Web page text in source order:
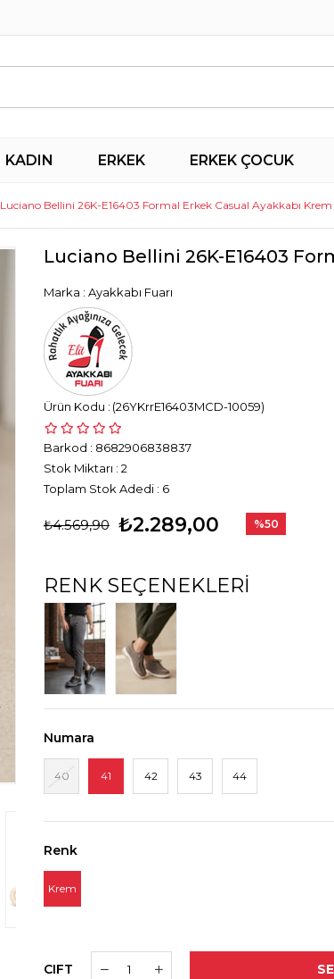
KADIN ERKEK ERKEK ÇOCUK
Luciano Bellini 26K-E16403 Formal Erkek Casual Ayakkabı Krem
Luciano Bellini 26K-E16403
Marka : Ayakkabı Fuarı
(26YKrrE16403MCD-10059)
Barkod : 8682906838837
Stok Miktarı : 2
Toplam Stok Adedi : 6
₺4.569,90 ₺2.289,00 %50
RENK SEÇENEKLERI
Numara
40 41 42 43 44
Renk
Krem
CIFT